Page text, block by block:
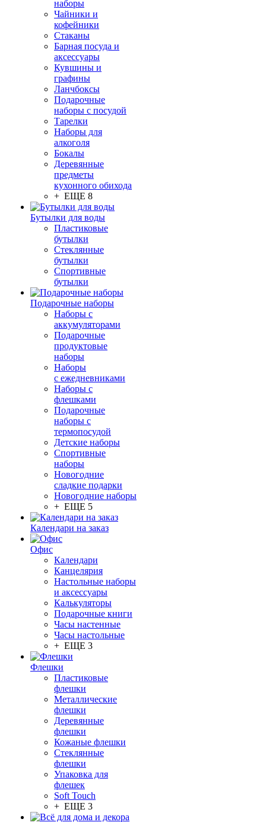
наборы
Чайники и
кофейники
Стаканы
Барная посуда и
аксессуары
Кувшины и
графины
Ланчбоксы
Подарочные
наборы с посудой
Тарелки
Наборы для
алкоголя
Бокалы
Деревянные
предметы
кухонного обихода
+ ЕЩЕ 8
Бутылки для воды
Пластиковые
бутылки
Стеклянные
бутылки
Спортивные
бутылки
Подарочные наборы
Наборы с
аккумуляторами
Подарочные
продуктовые
наборы
Наборы
с ежедневниками
Наборы с
флешками
Подарочные
наборы с
термопосудой
Детские наборы
Спортивные
наборы
Новогодние
сладкие подарки
Новогодние наборы
+ ЕЩЕ 5
Календари на заказ
Офис
Календари
Канцелярия
Настольные наборы
и аксессуары
Калькуляторы
Подарочные книги
Часы настенные
Часы настольные
+ ЕЩЕ 3
Флешки
Пластиковые
флешки
Металлические
флешки
Деревянные
флешки
Кожаные флешки
Стеклянные
флешки
Упаковка для
флешек
Soft Touch
+ ЕЩЕ 3